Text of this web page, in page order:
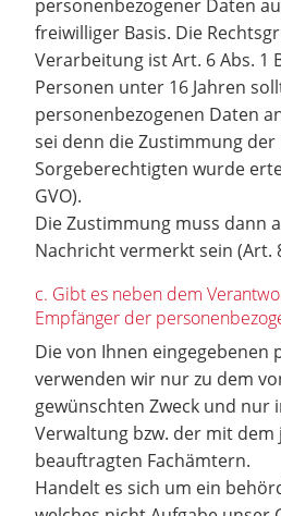
personenbezogener Daten
freiwilliger Basis. Die
Verarbeitung ist Art. 6 Abs. 1
Personen unter 16 Jahren
personenbezogenen Daten
sei denn die Zustimmung
Sorgeberechtigten wurde
GVO).
Die Zustimmung muss dann
Nachricht vermerkt sein (Art.
c. Gibt es neben dem
Empfänger der
Die von Ihnen eingegebenen
verwenden wir nur zu dem
gewünschten Zweck und nur
Verwaltung bzw. der mit dem
beauftragten Fachämtern.
Handelt es sich um ein